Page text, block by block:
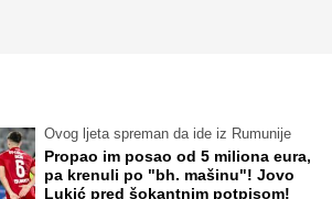
Ovog ljeta spreman da ide iz Rumunije
Propao im posao od 5 miliona eura,
pa krenuli po "bh. mašinu"! Jovo
Lukić pred šokantnim potpisom!